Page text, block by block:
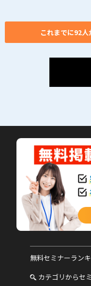
これまでに92人
無料セミナーラン
カテゴリからセ